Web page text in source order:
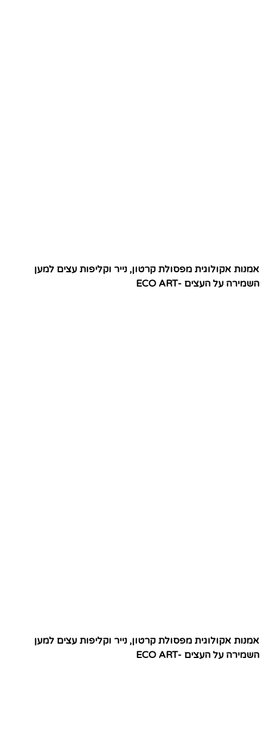
אמנות אקולוגית מפסולת קרטון, נייר וקליפות עצים למען
השמירה על העצים -ECO ART
אמנות אקולוגית מפסולת קרטון, נייר וקליפות עצים למען
השמירה על העצים -ECO ART